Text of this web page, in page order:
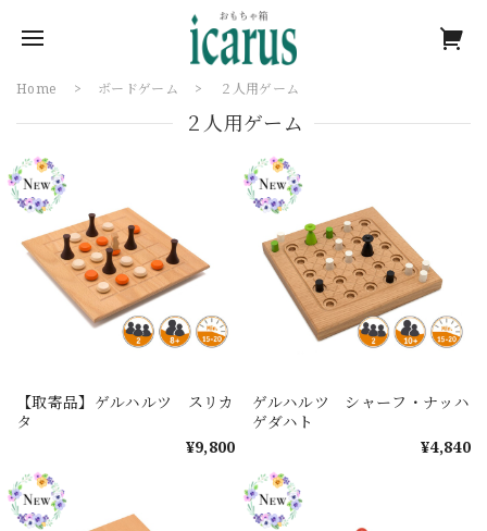
Home ボードゲーム ２人用ゲーム
２人用ゲーム
【取寄品】ゲルハルツ スリカ
タ
¥9,800
ゲルハルツ シャーフ・ナッハ
ゲダハト
¥4,840